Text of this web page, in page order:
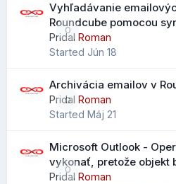
0
Vyhľadávanie
Roundcube pomocou
Pridal Roman
Started Jún 18
0
Archivácia emailov v
Pridal Roman
Started Máj 21
0
Microsoft Outlook -
vykonať, pretože objekt
Pridal Roman